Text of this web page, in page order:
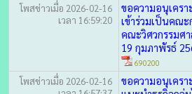
โพสข่าวเมื่อ 2026-02-16
เวลา 16:59:20
ขอความอนุเคร
เข้าร่วมเป็นคณะ
คณะวิศวกรรมศ
19 กุมภาพัรธ์
690200
โพสข่าวเมื่อ 2026-02-16
ขอความอนุเครา